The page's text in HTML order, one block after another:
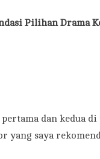
Pilihan Drama
dan kedua
yang saya